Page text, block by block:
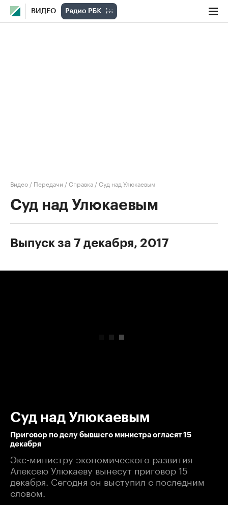
ВИДЕО
Видео / Передачи /Справка /Суд над Улюкаевым
Суд над Улюкаевым
Выпуск за 7 декабря, 2017
Суд над Улюкаевым
Приговор по делу бывшего министра огласят 15
декабря
Экс-министру экономического развития
Алексею Улюкаеву вынесут приговор 15
декабря. Сегодня он выступил с последним
словом.